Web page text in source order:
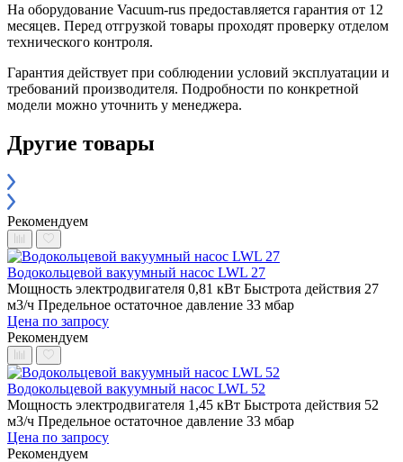
На оборудование Vacuum-rus предоставляется гарантия от 12
месяцев. Перед отгрузкой товары проходят проверку отделом
технического контроля.
Гарантия действует при соблюдении условий эксплуатации и
требований производителя. Подробности по конкретной
модели можно уточнить у менеджера.
Другие товары
Рекомендуем
Водокольцевой вакуумный насос LWL 27
Мощность электродвигателя 0,81 кВт Быстрота действия 27
м3/ч Предельное остаточное давление 33 мбар
Цена по запросу
Рекомендуем
Водокольцевой вакуумный насос LWL 52
Мощность электродвигателя 1,45 кВт Быстрота действия 52
м3/ч Предельное остаточное давление 33 мбар
Цена по запросу
Рекомендуем